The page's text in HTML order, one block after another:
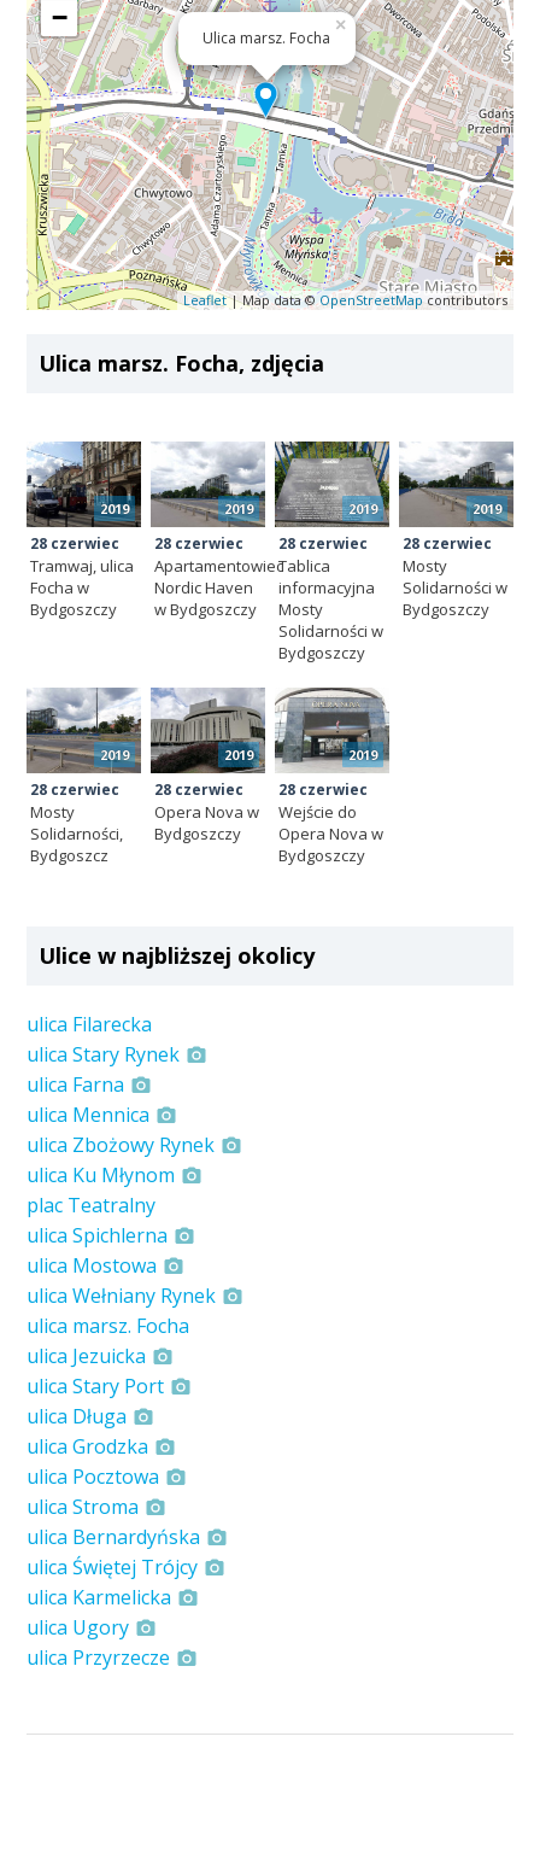
Ulica marsz. Focha
×
−
Leaflet| Map data ©OpenStreetMapcontributors
Ulica marsz. Focha, zdjęcia
2019
28 czerwiec
Tramwaj, ulica
Focha w
Bydgoszczy
2019
28 czerwiec
Apartamentowiec
Nordic Haven
w Bydgoszczy
2019
28 czerwiec
Tablica
informacyjna
Mosty
Solidarności w
Bydgoszczy
2019
28 czerwiec
Mosty
Solidarności w
Bydgoszczy
2019
28 czerwiec
Mosty
Solidarności,
Bydgoszcz
2019
28 czerwiec
Opera Nova w
Bydgoszczy
2019
28 czerwiec
Wejście do
Opera Nova w
Bydgoszczy
Ulice w najbliższej okolicy
ulica Filarecka
ulica Stary Rynek
ulica Farna
ulica Mennica
ulica Zbożowy Rynek
ulica Ku Młynom
plac Teatralny
ulica Spichlerna
ulica Mostowa
ulica Wełniany Rynek
ulica marsz. Focha
ulica Jezuicka
ulica Stary Port
ulica Długa
ulica Grodzka
ulica Pocztowa
ulica Stroma
ulica Bernardyńska
ulica Świętej Trójcy
ulica Karmelicka
ulica Ugory
ulica Przyrzecze